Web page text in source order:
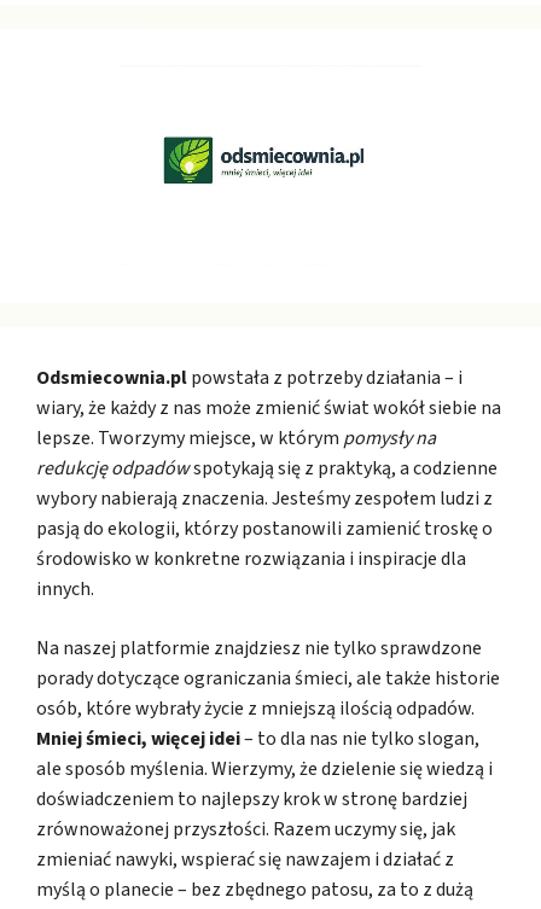
Odsmiecownia.plpowstała z potrzeby działania – i
wiary, że każdy z nas może zmienić świat wokół siebie na
lepsze. Tworzymy miejsce, w którym pomysły na
redukcję odpadówspotykają się z praktyką, a codzienne
wybory nabierają znaczenia. Jesteśmy zespołem ludzi z
pasją do ekologii, którzy postanowili zamienić troskę o
środowisko w konkretne rozwiązania i inspiracje dla
innych.
Na naszej platformie znajdziesz nie tylko sprawdzone
porady dotyczące ograniczania śmieci, ale także historie
osób, które wybrały życie z mniejszą ilością odpadów.
Mniej śmieci, więcej idei– to dla nas nie tylko slogan,
ale sposób myślenia. Wierzymy, że dzielenie się wiedzą i
doświadczeniem to najlepszy krok w stronę bardziej
zrównoważonej przyszłości. Razem uczymy się, jak
zmieniać nawyki, wspierać się nawzajem i działać z
myślą o planecie – bez zbędnego patosu, za to z dużą